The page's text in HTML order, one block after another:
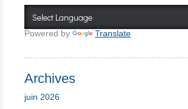
Powered by Translate
Archives
juin 2026